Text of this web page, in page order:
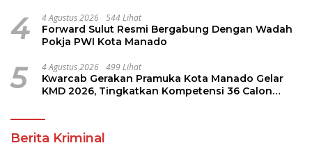
4 4 Agustus 2026 544 Lihat
Forward Sulut Resmi Bergabung Dengan Wadah
Pokja PWI Kota Manado
5 4 Agustus 2026 499 Lihat
Kwarcab Gerakan Pramuka Kota Manado Gelar
KMD 2026, Tingkatkan Kompetensi 36 Calon
Berita Kriminal